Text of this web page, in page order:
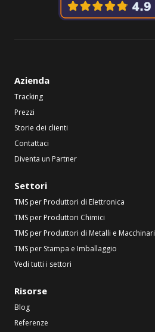
Azienda
Tracking
Prezzi
Storie dei clienti
Contattaci
Diventa un Partner
Settori
TMS per Produttori di Elettronica
TMS per Produttori Chimici
TMS per Produttori di Metalli e Macchinari
TMS per Stampa e Imballaggio
Vedi tutti i settori
Risorse
Blog
Referenze